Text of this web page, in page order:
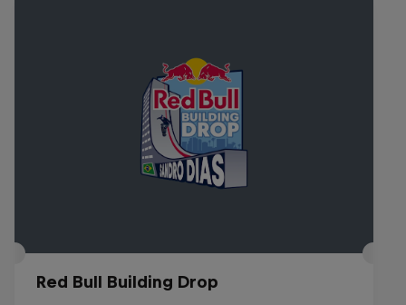
Red Bull Building Drop